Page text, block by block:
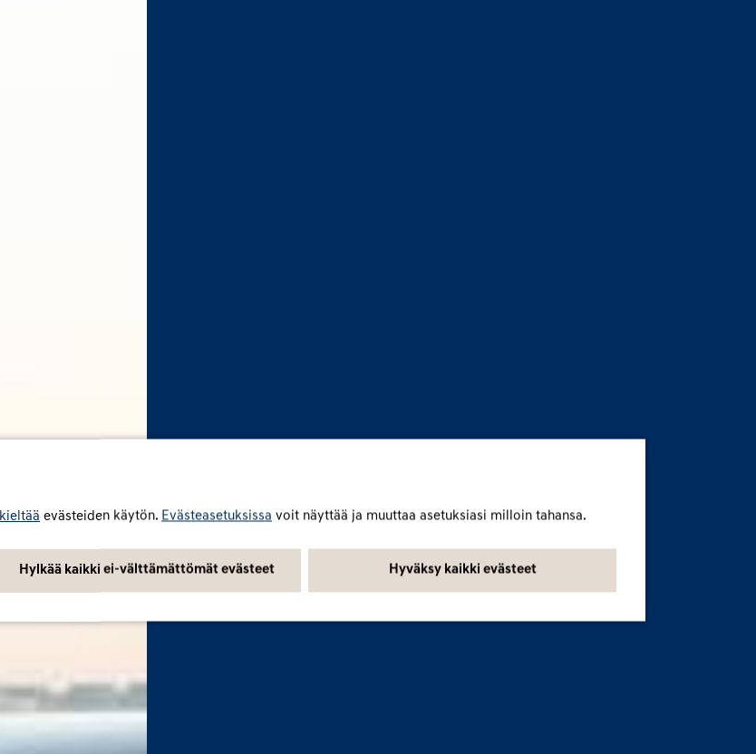
kieltää evästeiden käytön. Evästeasetuksissa voit näyttää ja muuttaa asetuksiasi milloin tahansa.
Hylkää kaikki ei-välttämättömät evästeet Hyväksy kaikki evästeet